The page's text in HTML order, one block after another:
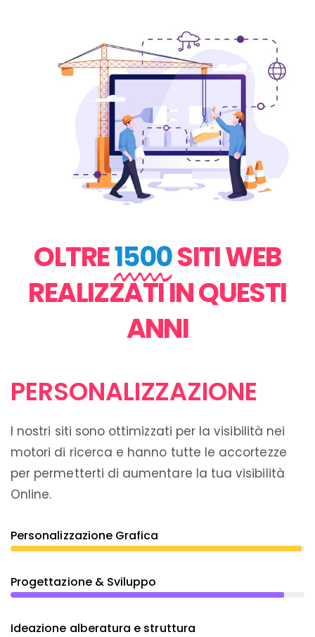
OLTRE1500SITI WEB
REALIZZATI IN QUESTI
ANNI
PERSONALIZZAZIONE
I nostri siti sono ottimizzati per la visibilità nei
motori di ricerca e hanno tutte le accortezze
per permetterti di aumentare la tua visibilità
Online.
Personalizzazione Grafica
Progettazione & Sviluppo
Ideazione alberatura e struttura